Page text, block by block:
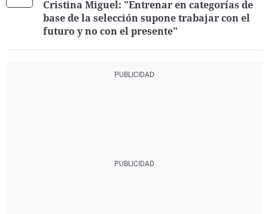
Cristina Miguel: "Entrenar en categorías de
base de la selección supone trabajar con el
futuro y no con el presente"